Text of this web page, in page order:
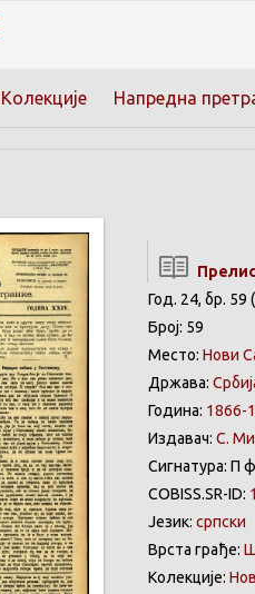
Колекције Напредна
Год. 24, бр. 59
Број: 59
Место: Нови
Држава:
Година: 1866-
Издавач: С.
Сигнатура: П
COBISS.SR-ID:
Језик: српски
Врста грађе:
Колекције: